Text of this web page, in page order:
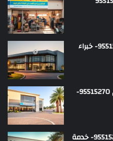
شركة معالجة الرطوبة بالكويت 95515270- خبراء
شركة كشف خرير المياه في الأحمدي 95515270-
شركة كشف خرير المياه بالجهراء 95515270- خدمة